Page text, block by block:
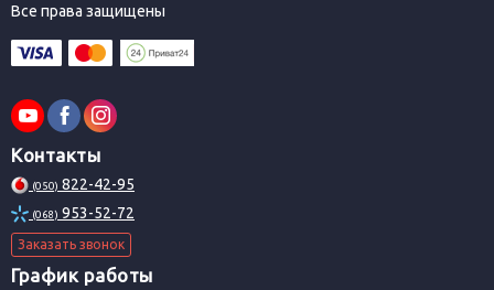
Все права защищены
Контакты
(050) 822-42-95
(068) 953-52-72
Заказать звонок
График работы